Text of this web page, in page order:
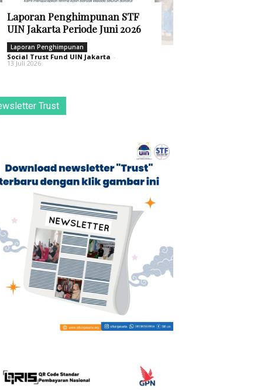
Laporan Penghimpunan STF
UIN Jakarta Periode Juni 2026
Laporan Penghimpunan
Social Trust Fund UIN Jakarta -
13 Juli 2026
Trust